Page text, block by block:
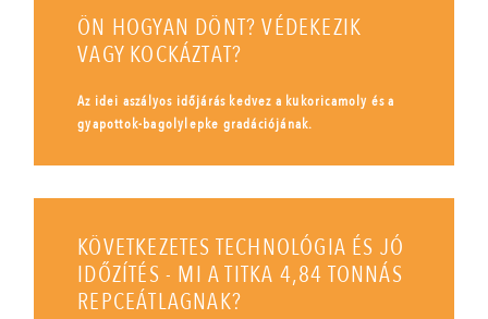
ÖN HOGYAN DÖNT? VÉDEKEZIK
VAGY KOCKÁZTAT?
Az idei aszályos időjárás kedvez a kukoricamoly és a
gyapottok-bagolylepke gradációjának.
KÖVETKEZETES TECHNOLÓGIA ÉS JÓ
IDŐZÍTÉS - MI A TITKA 4,84 TONNÁS
REPCEÁTLAGNAK?